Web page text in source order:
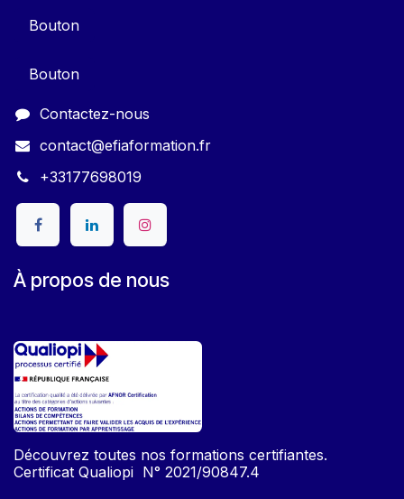
Bouton
Bouton
Contactez-nous
contact@efiaformation.fr
+33177698019
À propos de nous
Découvrez toutes nos formations certifiantes.
Certificat Qualiopi N° 2021/90847.4